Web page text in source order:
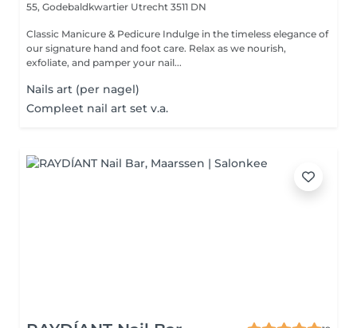
55, Godebaldkwartier Utrecht 3511 DN
Classic Manicure & Pedicure Indulge in the timeless elegance of
our signature hand and foot care. Relax as we nourish,
exfoliate, and pamper your nail...
Nails art (per nagel)
Compleet nail art set v.a.